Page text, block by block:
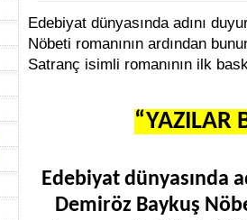
Edebiyat dünyasında adını
Nöbeti romanının ardından
Satranç isimli romanının ilk
“YAZILAR
Edebiyat dünyasında
Demiröz Baykuş